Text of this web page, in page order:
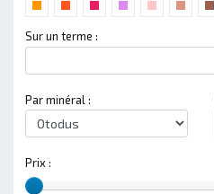
Sur un terme :
Par minéral :
Prix :